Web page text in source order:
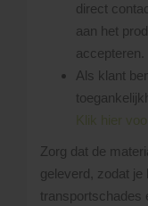
direct
aan het
accepteren.
Als klant
Klik hier
Zorg dat de
geleverd, zodat je
transportschades